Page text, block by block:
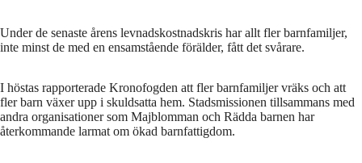
Under de senaste årens levnadskostnadskris har allt fler barnfamiljer,
inte minst de med en ensamstående förälder, fått det svårare.
I höstas rapporterade Kronofogden att fler barnfamiljer vräks och att
fler barn växer upp i skuldsatta hem. Stadsmissionen tillsammans med
andra organisationer som Majblomman och Rädda barnen har
återkommande larmat om ökad barnfattigdom.